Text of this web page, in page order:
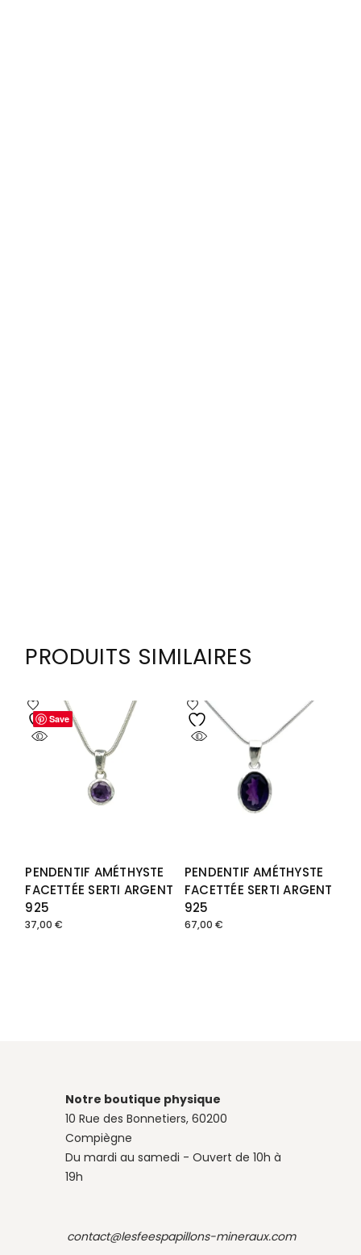
PRODUITS SIMILAIRES
Save
PENDENTIF AMÉTHYSTE
FACETTÉE SERTI ARGENT
925
37,00€
Save
PENDENTIF AMÉTHYSTE
FACETTÉE SERTI ARGENT
925
67,00 €
Notre boutique physique
10 Rue des Bonnetiers, 60200
Compiègne
Du mardi au samedi - Ouvert de 10h à
19h
contact@lesfeespapillons-mineraux.com